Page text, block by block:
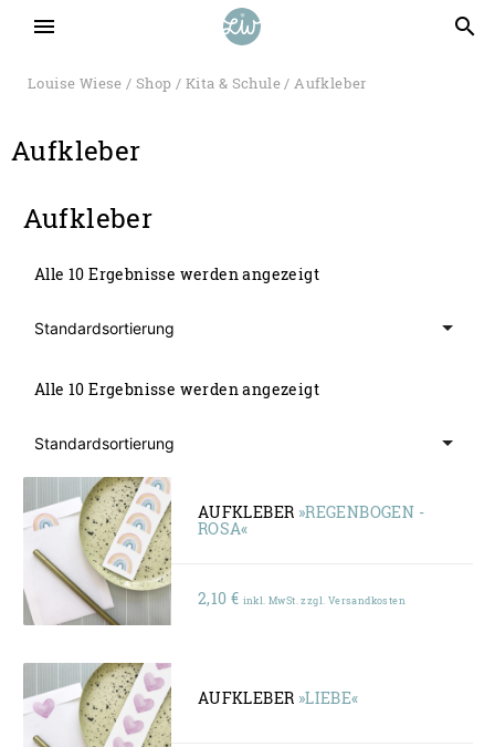
menu search
Louise Wiese / Shop / Kita & Schule / Aufkleber
Aufkleber
Aufkleber
Alle 10 Ergebnisse werden angezeigt
Alle 10 Ergebnisse werden angezeigt
AUFKLEBER »REGENBOGEN -
ROSA«
2,10 € inkl. MwSt. zzgl. Versandkosten
AUFKLEBER »LIEBE«